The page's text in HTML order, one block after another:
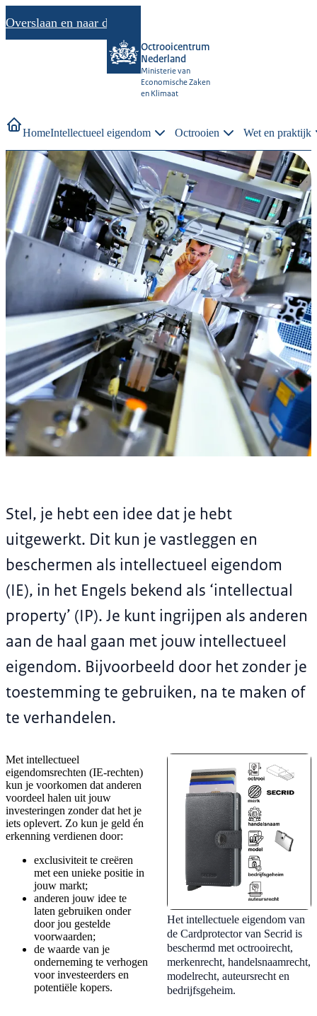
Overslaan en naar de inhoud gaan
Octrooicentrum
Nederland
Ministerie van
Economische Zaken
en Klimaat
HomeIntellectueel eigendom Octrooien Wet en praktijk
eigendom
Stel, je hebt een idee dat je hebt
uitgewerkt. Dit kun je vastleggen en
beschermen als intellectueel eigendom
(IE), in het Engels bekend als ‘intellectual
property’ (IP). Je kunt ingrijpen als anderen
aan de haal gaan met jouw intellectueel
eigendom. Bijvoorbeeld door het zonder je
toestemming te gebruiken, na te maken of
te verhandelen.
Met intellectueel
eigendomsrechten (IE-rechten)
kun je voorkomen dat anderen
voordeel halen uit jouw
investeringen zonder dat het je
iets oplevert. Zo kun je geld én
erkenning verdienen door:
exclusiviteit te creëren
met een unieke positie in
jouw markt;
anderen jouw idee te
laten gebruiken onder
door jou gestelde
voorwaarden;
de waarde van je
onderneming te verhogen
voor investeerders en
potentiële kopers.
Het intellectuele eigendom van
de Cardprotector van Secrid is
beschermd met octrooirecht,
merkenrecht, handelsnaamrecht,
modelrecht, auteursrecht en
bedrijfsgeheim.